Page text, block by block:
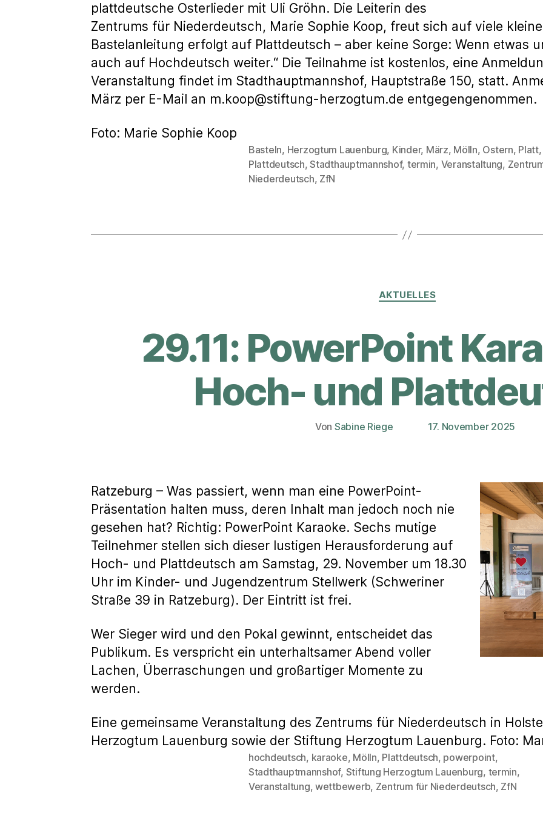
plattdeutsche Osterlieder mit Uli Gröhn. Die Leiterin des
Zentrums für Niederdeutsch, Marie Sophie Koop, freut sich auf viele
Bastelanleitung erfolgt auf Plattdeutsch – aber keine Sorge: Wenn etwas
auch auf Hochdeutsch weiter.“ Die Teilnahme ist kostenlos, eine
Veranstaltung findet im Stadthauptmannshof, Hauptstraße 150, statt.
März per E-Mail an m.koop@stiftung-herzogtum.de entgegengenommen.
Foto: Marie Sophie Koop
Schlagwörter
Basteln, Herzogtum Lauenburg, Kinder, März, Mölln, Ostern, Platt,
Plattdeutsch,Stadthauptmannshof, termin, Veranstaltung,
Niederdeutsch, ZfN
Kategorien
AKTUELLES
29.11: PowerPoint
Hoch- und
Beitragsautor
Von Sabine Riege Veröffentlichungsdatum
17. November 2025
Ratzeburg – Was passiert, wenn man eine PowerPoint-
Präsentation halten muss, deren Inhalt man jedoch noch nie
gesehen hat? Richtig: PowerPoint Karaoke. Sechs mutige
Teilnehmer stellen sich dieser lustigen Herausforderung auf
Hoch- und Plattdeutsch am Samstag, 29. November um 18.30
Uhr im Kinder- und Jugendzentrum Stellwerk (Schweriner
Straße 39 in Ratzeburg). Der Eintritt ist frei.
Wer Sieger wird und den Pokal gewinnt, entscheidet das
Publikum. Es verspricht ein unterhaltsamer Abend voller
Lachen, Überraschungen und großartiger Momente zu
werden.
Eine gemeinsame Veranstaltung des Zentrums für Niederdeutsch in
Herzogtum Lauenburg sowie der Stiftung Herzogtum Lauenburg. Foto:
Schlagwörter
hochdeutsch, karaoke, Mölln, Plattdeutsch, powerpoint,
Stadthauptmannshof, Stiftung Herzogtum Lauenburg, termin,
Veranstaltung, wettbewerb, Zentrum für Niederdeutsch, ZfN